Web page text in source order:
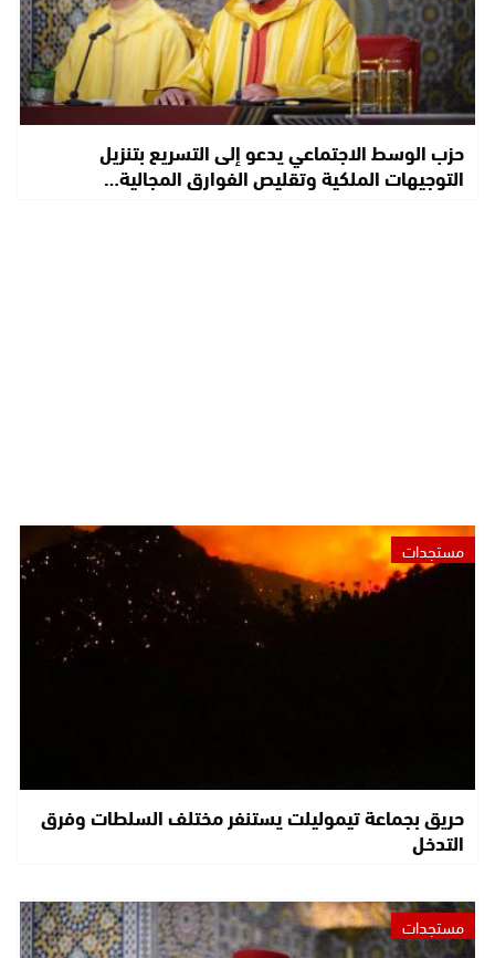
حزب الوسط الاجتماعي يدعو إلى التسريع بتنزيل
التوجيهات الملكية وتقليص الفوارق المجالية…
مستجدات
حريق بجماعة تيموليلت يستنفر مختلف السلطات وفرق
التدخل
مستجدات